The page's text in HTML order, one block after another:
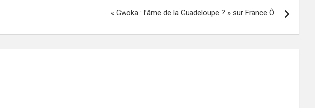
« Gwoka : l’âme de la Guadeloupe ? » sur France Ô